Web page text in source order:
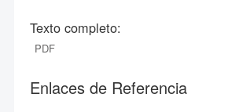
Texto completo:
PDF
Enlaces de Referencia